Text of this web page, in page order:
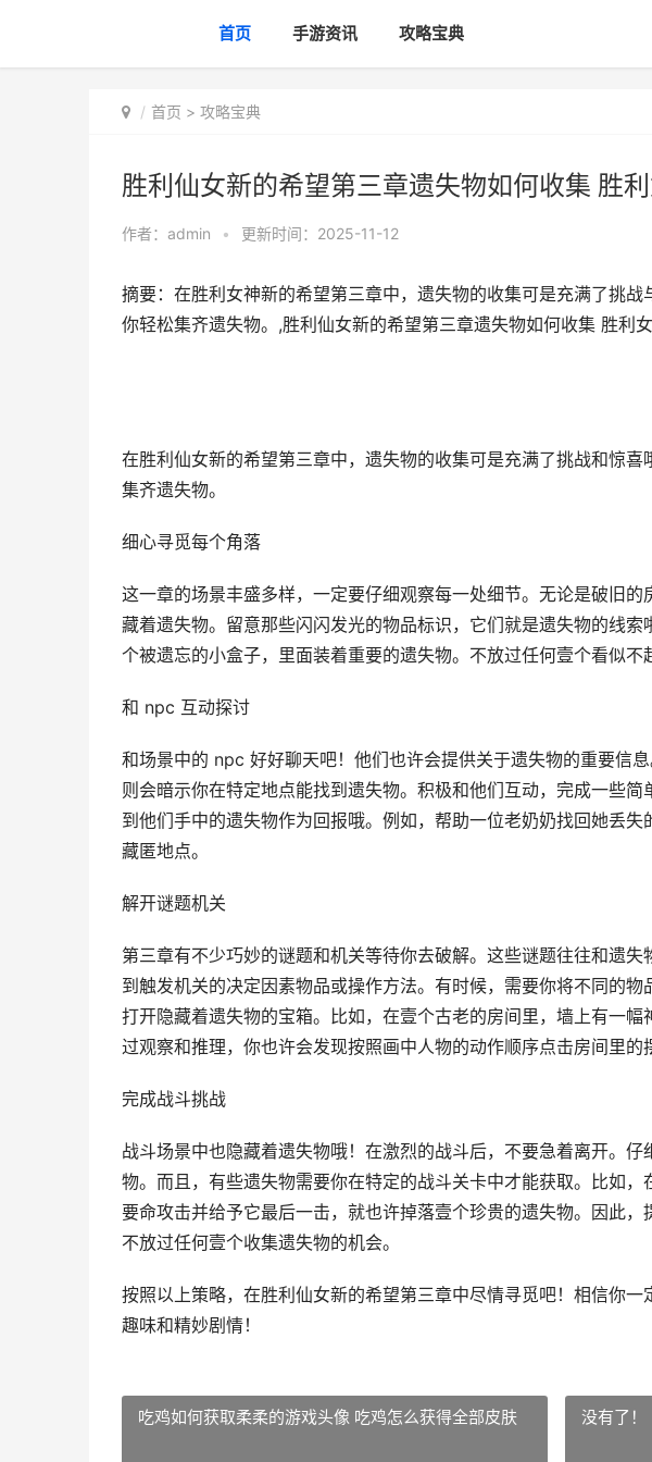
首页 手游资讯 攻略宝典
首页 > 攻略宝典
胜利仙女新的希望第三章遗失物如何收集 胜
作者： admin • 更新时间：2025-11-12
摘要：在胜利女神新的希望第三章中，遗失物的收集可是充满了挑
你轻松集齐遗失物。,胜利仙女新的希望第三章遗失物如何收集 胜利
在胜利仙女新的希望第三章中，遗失物的收集可是充满了挑战和惊
集齐遗失物。
细心寻觅每个角落
这一章的场景丰盛多样，一定要仔细观察每一处细节。无论是破旧
藏着遗失物。留意那些闪闪发光的物品标识，它们就是遗失物的线
个被遗忘的小盒子，里面装着重要的遗失物。不放过任何壹个看似不
和 npc 互动探讨
和场景中的 npc 好好聊天吧！他们也许会提供关于遗失物的重要信
则会暗示你在特定地点能找到遗失物。积极和他们互动，完成一些
到他们手中的遗失物作为回报哦。例如，帮助一位老奶奶找回她丢
藏匿地点。
解开谜题机关
第三章有不少巧妙的谜题和机关等待你去破解。这些谜题往往和遗
到触发机关的决定因素物品或操作方法。有时候，需要你将不同的
打开隐藏着遗失物的宝箱。比如，在壹个古老的房间里，墙上有一
过观察和推理，你也许会发现按照画中人物的动作顺序点击房间里的
完成战斗挑战
战斗场景中也隐藏着遗失物哦！在激烈的战斗后，不要急着离开。
物。而且，有些遗失物需要你在特定的战斗关卡中才能获取。比如
要命攻击并给予它最后一击，就也许掉落壹个珍贵的遗失物。因此，
不放过任何壹个收集遗失物的机会。
按照以上策略，在胜利仙女新的希望第三章中尽情寻觅吧！相信你
趣味和精妙剧情！
吃鸡如何获取柔柔的游戏头像 吃鸡怎么获得全部皮肤 没有了！